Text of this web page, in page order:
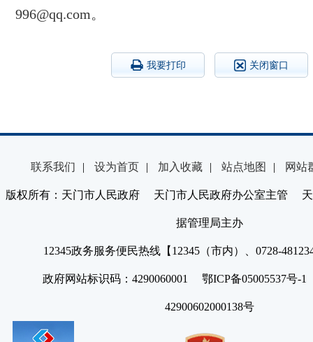
996@qq.com。
我要打印 关闭窗口
联系我们 | 设为首页 | 加入收藏 | 站点地图 | 网站
版权所有：天门市人民政府 天门市人民政府办公室主管 天
据管理局主办
12345政务服务便民热线【12345（市内）、0728-
政府网站标识码：4290060001 鄂ICP备05005537号
42900602000138号